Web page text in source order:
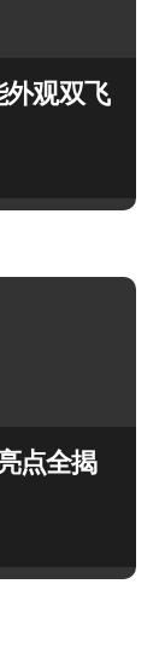
外观双飞
点全揭